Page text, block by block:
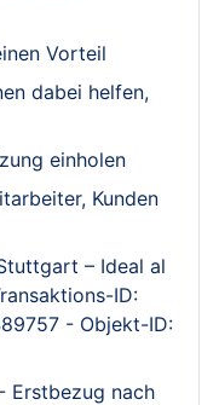
Vorteil
dabei helfen,
einholen
Kunden
– Ideal al
ID:
- Objekt-ID:
Erstbezug nach